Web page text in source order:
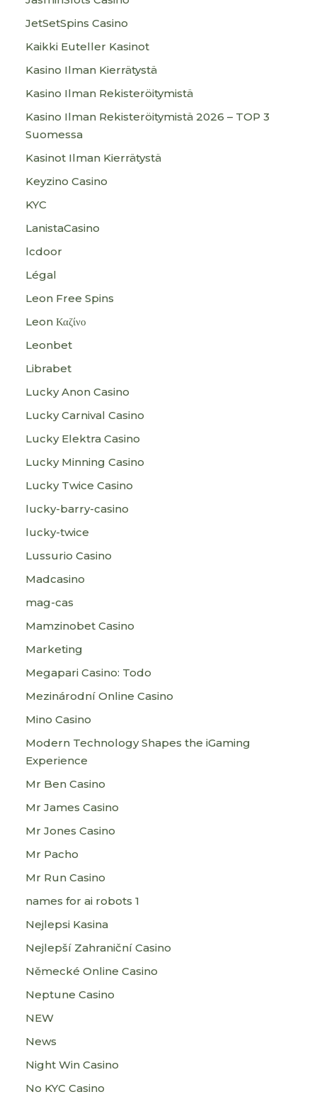
JetSetSpins Casino
Kaikki Euteller Kasinot
Kasino Ilman Kierrätystä
Kasino Ilman Rekisteröitymistä
Kasino Ilman Rekisteröitymistä 2026 – TOP 3
Suomessa
Kasinot Ilman Kierrätystä
Keyzino Casino
KYC
LanistaCasino
lcdoor
Légal
Leon Free Spins
Leon Καζίνο
Leonbet
Librabet
Lucky Anon Casino
Lucky Carnival Casino
Lucky Elektra Casino
Lucky Minning Casino
Lucky Twice Casino
lucky-barry-casino
lucky-twice
Lussurio Casino
Madcasino
mag-cas
Mamzinobet Casino
Marketing
Megapari Casino: Todo
Mezinárodní Online Casino
Mino Casino
Modern Technology Shapes the iGaming
Experience
Mr Ben Casino
Mr James Casino
Mr Jones Casino
Mr Pacho
Mr Run Casino
names for ai robots 1
Nejlepsi Kasina
Nejlepší Zahraniční Casino
Německé Online Casino
Neptune Casino
NEW
News
Night Win Casino
No KYC Casino